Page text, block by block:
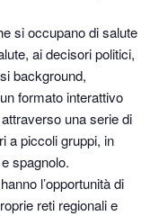
si occupano di salute
ai decisori politici,
background,
formato interattivo
una serie di
a piccoli gruppi, in
spagnolo.
l’opportunità di
reti regionali e